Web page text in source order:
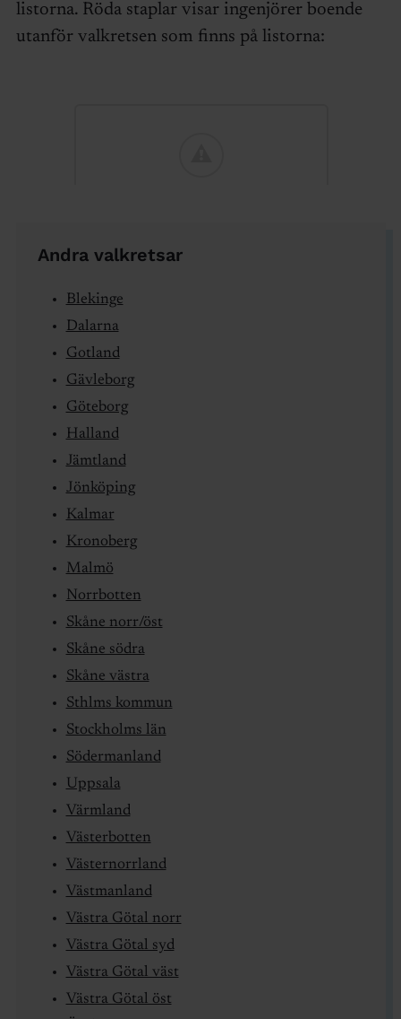
listorna. Röda staplar visar ingenjörer boende
utanför valkretsen som finns på listorna:
Andra valkretsar
Blekinge
Dalarna
Gotland
Gävleborg
Göteborg
Halland
Jämtland
Jönköping
Kalmar
Kronoberg
Malmö
Norrbotten
Skåne norr/öst
Skåne södra
Skåne västra
Sthlms kommun
Stockholms län
Södermanland
Uppsala
Värmland
Västerbotten
Västernorrland
Västmanland
Västra Götal norr
Västra Götal syd
Västra Götal väst
Västra Götal öst